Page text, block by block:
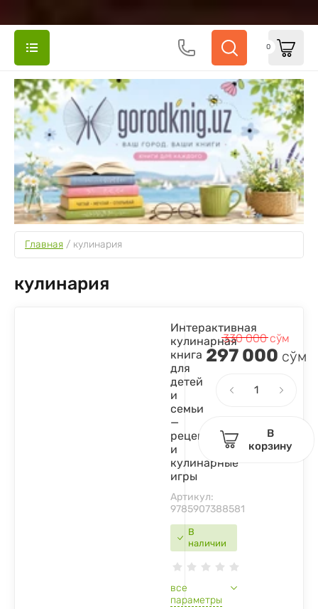
0
Главная / кулинария
кулинария
В
наличии
Интерактивная
кулинарная
книга
для
детей
и
семьи
—
рецепты
и
кулинарные
игры
Артикул:
9785907388581
все
параметры
330 000сўм
297 000 сўм
В
корзину